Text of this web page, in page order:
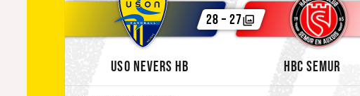
USO Nevers HB HBC Semur
28 – 27